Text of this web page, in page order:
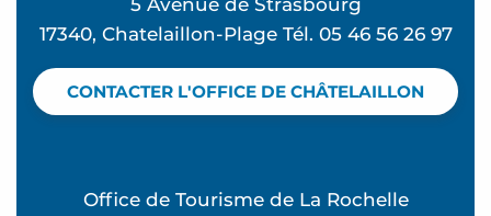
17340, Chatelaillon-Plage Tél. 05 46 56 26 97
CONTACTER L'OFFICE DE CHÂTELAILLON
Office de Tourisme de La Rochelle